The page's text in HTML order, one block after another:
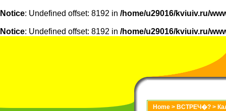
Notice: Undefined offset: 8192 in /home/u29016/kviuiv.ru/
Notice: Undefined offset: 8192 in /home/u29016/kviuiv.ru/
Home > ВСТРЕЧ�? >